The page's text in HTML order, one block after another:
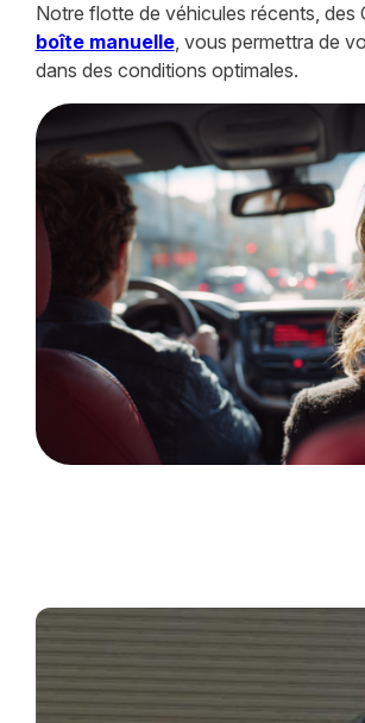
Notre flotte de véhicules récents, des
boîte manuelle, vous permettra de
dans des conditions optimales.